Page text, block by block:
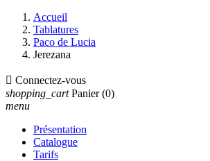
Accueil
Tablatures
Paco de Lucia
Jerezana
 Connectez-vous
shopping_cart Panier (0)
menu
Présentation
Catalogue
Tarifs